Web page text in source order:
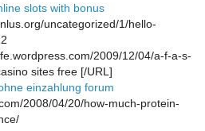
slots with bonus
uncategorized/1/hello-
2009/12/04/a-f-a-s-
sites free [/URL]
einzahlung forum
2008/04/20/how-much-protein-